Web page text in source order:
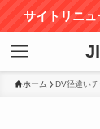
サイトリニュ
ホーム DV径違い